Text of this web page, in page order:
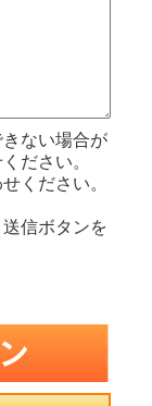
ない場合が
ださい。
ください。
信ボタンを